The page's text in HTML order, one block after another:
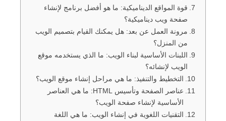
قوة المواقع الديناميكية: ما هو أفضل برنامج لإنشاء
صفحة ويب ديناميكية؟
مرونة العمل عن بعد: هل يمكنك القيام بتصميم الويب
من المنزل؟
اللبنات الأساسية لبناء الويب: ما الذي يستخدمه موقع
الويب لإنشائه؟
التخطيط والتنفيذ: ما هي مراحل إنشاء موقع الويب؟
عناصر الصفحة وتأسيس HTML: ما هي العناصر
الأساسية لإنشاء صفحة الويب؟
التقنيات اللغوية في إنشاء الويب: ما هي اللغة